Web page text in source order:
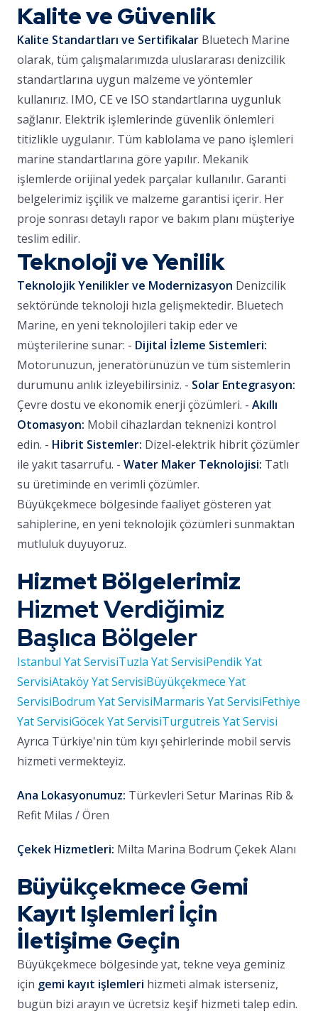
Kalite ve Güvenlik
Kalite Standartları ve Sertifikalar Bluetech Marine
olarak, tüm çalışmalarımızda uluslararası denizcilik
standartlarına uygun malzeme ve yöntemler
kullanırız. IMO, CE ve ISO standartlarına uygunluk
sağlanır. Elektrik işlemlerinde güvenlik önlemleri
titizlikle uygulanır. Tüm kablolama ve pano işlemleri
marine standartlarına göre yapılır. Mekanik
işlemlerde orijinal yedek parçalar kullanılır. Garanti
belgelerimiz işçilik ve malzeme garantisi içerir. Her
proje sonrası detaylı rapor ve bakım planı müşteriye
teslim edilir.
Teknoloji ve Yenilik
Teknolojik Yenilikler ve Modernizasyon Denizcilik
sektöründe teknoloji hızla gelişmektedir. Bluetech
Marine, en yeni teknolojileri takip eder ve
müşterilerine sunar: - Dijital İzleme Sistemleri:
Motorunuzun, jeneratörünüzün ve tüm sistemlerin
durumunu anlık izleyebilirsiniz. - Solar Entegrasyon:
Çevre dostu ve ekonomik enerji çözümleri. - Akıllı
Otomasyon: Mobil cihazlardan teknenizi kontrol
edin. - Hibrit Sistemler: Dizel-elektrik hibrit çözümler
ile yakıt tasarrufu. - Water Maker Teknolojisi: Tatlı
su üretiminde en verimli çözümler.
Büyükçekmece bölgesinde faaliyet gösteren yat
sahiplerine, en yeni teknolojik çözümleri sunmaktan
mutluluk duyuyoruz.
Hizmet Bölgelerimiz
Hizmet Verdiğimiz
Başlıca Bölgeler
Istanbul Yat ServisiTuzla Yat ServisiPendik Yat
ServisiAtaköy Yat ServisiBüyükçekmece Yat
ServisiBodrum Yat ServisiMarmaris Yat ServisiFethiye
Yat ServisiGöcek Yat ServisiTurgutreis Yat Servisi
Ayrıca Türkiye'nin tüm kıyı şehirlerinde mobil servis
hizmeti vermekteyiz.
Ana Lokasyonumuz: Türkevleri Setur Marinas Rib &
Refit Milas / Ören
Çekek Hizmetleri: Milta Marina Bodrum Çekek Alanı
Büyükçekmece Gemi
Kayıt Işlemleri İçin
İletişime Geçin
Büyükçekmece bölgesinde yat, tekne veya geminiz
için gemi kayıt işlemleri hizmeti almak isterseniz,
bugün bizi arayın ve ücretsiz keşif hizmeti talep edin.